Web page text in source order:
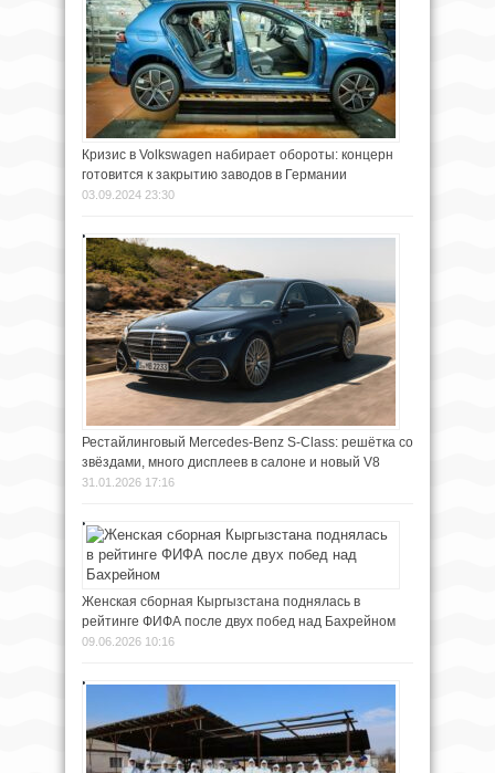
Кризис в Volkswagen набирает обороты: концерн
готовится к закрытию заводов в Германии
03.09.2024 23:30
Рестайлинговый Mercedes-Benz S-Class: решётка со
звёздами, много дисплеев в салоне и новый V8
31.01.2026 17:16
Женская сборная Кыргызстана поднялась в
рейтинге ФИФА после двух побед над Бахрейном
09.06.2026 10:16